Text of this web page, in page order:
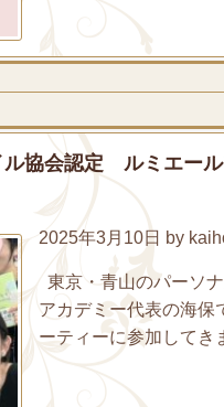
ル協会認定 ルミエー
2025年3月10日 by
東京・青山のパーソ
アカデミー代表の海保
ーティーに参加して